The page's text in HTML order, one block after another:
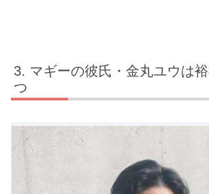
マギーの彼氏・金丸ユウは
つ